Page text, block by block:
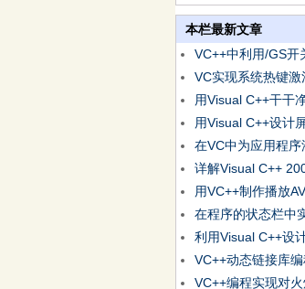
本栏最新文章
VC++中利用/GS开
VC实现系统热键
用Visual C++干干
用Visual C++设计
在VC中为应用程
详解Visual C++
用VC++制作播放
在程序的状态栏中
利用Visual C++设
VC++动态链接库
VC++编程实现对